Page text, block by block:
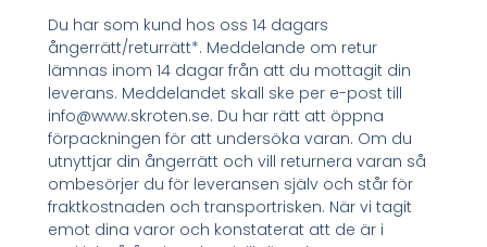
Du har som kund hos oss 14 dagars
ångerrätt/returrätt*. Meddelande om retur
lämnas inom 14 dagar från att du mottagit din
leverans. Meddelandet skall ske per e-post till
info@www.skroten.se. Du har rätt att öppna
förpackningen för att undersöka varan. Om du
utnyttjar din ångerrätt och vill returnera varan så
ombesörjer du för leveransen själv och står för
fraktkostnaden och transportrisken. När vi tagit
emot dina varor och konstaterat att de är i